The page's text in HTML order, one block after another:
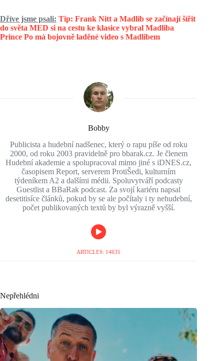
Dříve jsme psali: Tip: Frank Nitt a Madlib se začínají šířit
do světa MED si na cestu ke klasice vybral Madliba
Prince Po má bojovně laděné video s Madlibem
Bobby
Publicista a hudební nadšenec, který o rapu píše od roku
2000, od roku 2003 pravidelně pro bbarak.cz. Je členem
Hudební akademie a spolupracoval mimo jiné s iDNES.cz,
časopisem Report, serverem ProtiŠedi, kulturním
týdeníkem A2 a dalšími médii. Spoluvytváří podcasty
Guestlist a BBaRak podcast. Za svojí kariéru napsal
desetitisíce článků, pokud by se ale počítaly i ty nehudební,
počet publikovaných textů by byl výrazně vyšší.
ARTICLES: 14635
Nepřehlédni